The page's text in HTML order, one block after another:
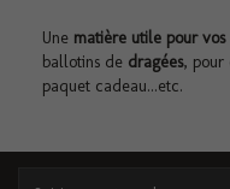
Une matière utile pour
ballotins de dragées, pour
paquet cadeau...etc.